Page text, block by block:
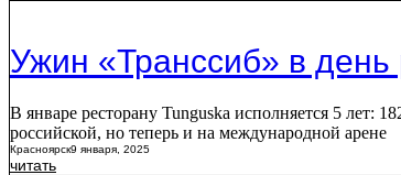
Ужин «Транссиб» в
В январе ресторану Tunguska исполняется 5 лет:
российской, но теперь и на международной арене
Красноярск9 января, 2025
читать